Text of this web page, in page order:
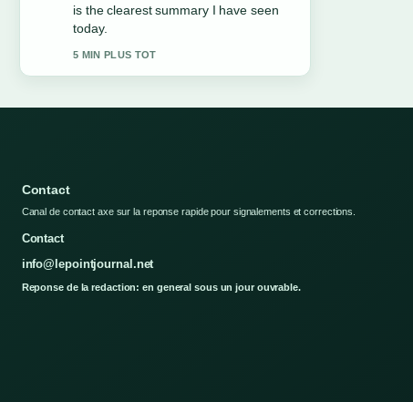
appreciate the balanced tone here.
7 MIN PLUS TOT
Canal de contact axe sur la reponse rapide pour signalements et corrections.
Reponse de la redaction: en general sous un jour ouvrable.